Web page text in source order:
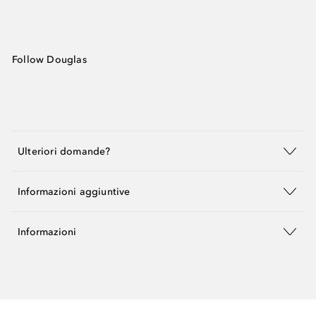
Follow Douglas
Ulteriori domande?
Informazioni aggiuntive
Informazioni